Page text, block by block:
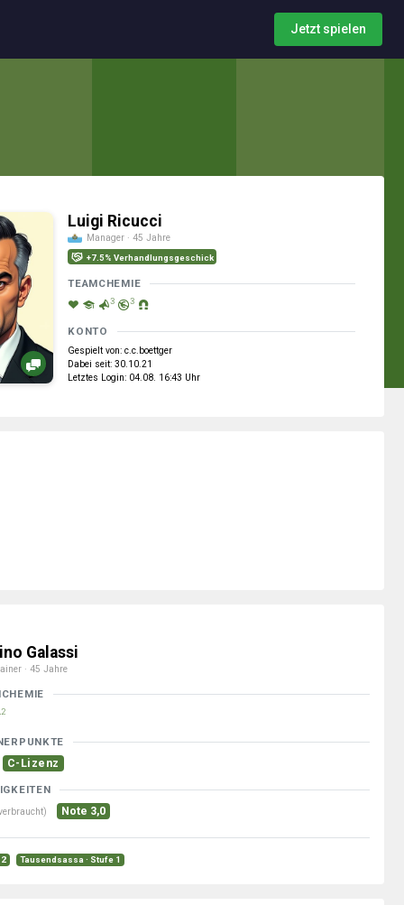
Jetzt spielen
Luigi Ricucci
Manager · 45 Jahre
+7.5% Verhandlungsgeschick
TEAMCHEMIE
3 3
KONTO
Gespielt von: c.c.boettger
Dabei seit: 30.10.21
Letztes Login: 04.08. 16:43 Uhr
Galassi
· 45 Jahre
2
C-Lizenz
Note 3,0
2 Tausendsassa · Stufe 1